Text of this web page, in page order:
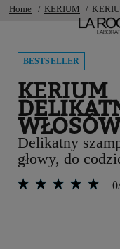
Home KERIUM
BESTSELLER
KERIUM
Delikatny
głowy, do